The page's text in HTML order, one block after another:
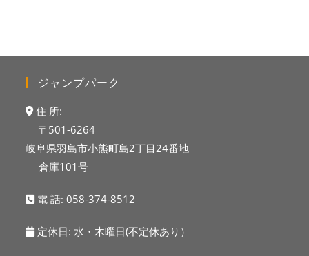
ジャンプパーク
住 所:
〒501-6264
岐阜県羽島市小熊町島2丁目24番地
倉庫101号
電 話:058-374-8512
定休日: 水・木曜日(不定休あり）